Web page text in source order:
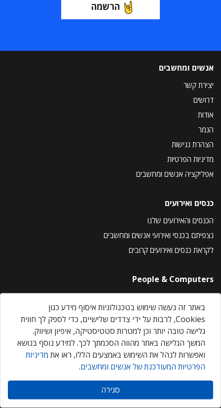
הרשמה
אנשים ומחשבים
יצירת קשר
דרושים
אודות
הנמר
הצהרת נגישות
מדיניות הפרטיות
אפליקציה אנשים ומחשבים
כנסים ואירועים
הכנסים והאירועים שלנו
נצפיתם בכנסי ואירועי אנשים ומחשבים
לקראת כנסים ואירועים קרובים
People & Computers
About Us
Privacy Policy
Contact Us
Our Events
אנשים ומחשבים © 2026 – כל הזכויות שמורות
באתר זה נעשה שימוש בטכנולוגיות איסוף מידע כגון
Cookies, לרבות על ידי צדדים שלישיים, כדי לספק לך חווית
גלישה טובה יותר וכן למטרות סטטיסטיקה, איפיון ושיווק.
המשך הגלישה באתר מהווה הסכמתך לכך. למידע נוסף בנושא
ואפשרות לנהל את השימוש באמצעים הללו, ראו את מדיניות
הפרטיות המעודכנת של אנשים ומחשבים.
סגירה